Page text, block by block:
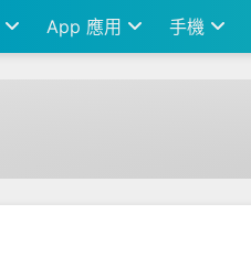
App 應用 手機